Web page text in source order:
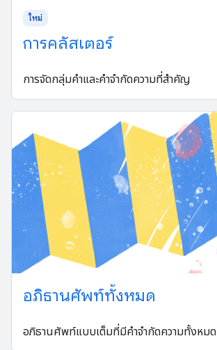
ใหม่
การคลัสเตอร์
การจัดกลุ่มคำและคำจำกัดความที่สำคัญ
อภิธานศัพท์ทั้งหมด
อภิธานศัพท์แบบเต็มที่มีคำจำกัดความทั้งหมด